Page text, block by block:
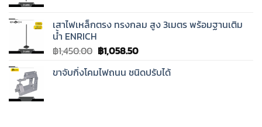
฿1,000.00.฿730.00.
เสาไฟเหล็กตรง ทรงกลม สูง 3เมตร พร้อมฐานเติม
น้ำ ENRICH
฿1,450.00 Original
was:
฿1,058.50Current
is:
ขาจับกิ่งโคมไฟถนน ชนิดปรับได้